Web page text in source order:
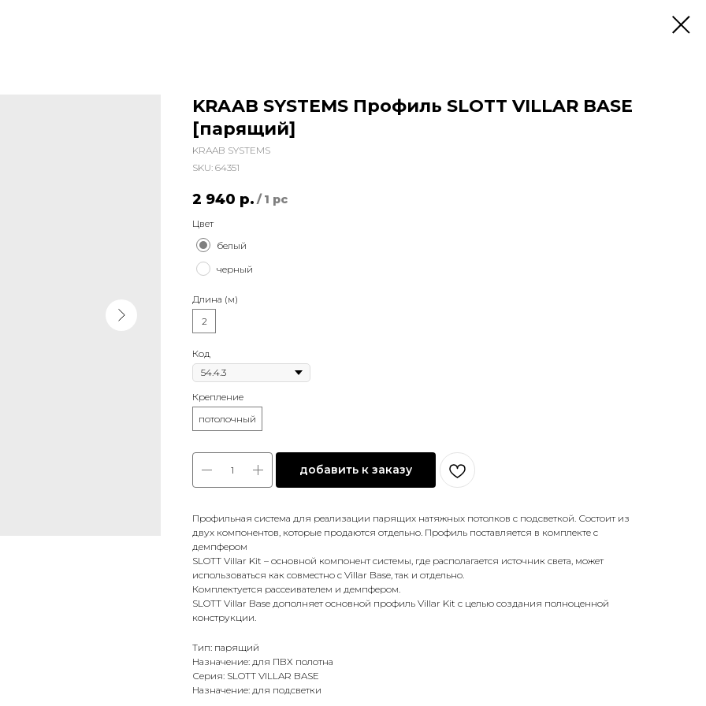
KRAAB SYSTEMS Профиль SLOTT VILLAR BASE
[парящий]
KRAAB SYSTEMS
SKU: 64351
2 940 р. / 1 pc
Цвет
белый
черный
Длина (м)
2
Код
Крепление
потолочный
добавить к заказу
Профильная система для реализации парящих натяжных потолков с подсветкой. Состоит из
двух компонентов, которые продаются отдельно. Профиль поставляется в комплекте с
демпфером
SLOTT Villar Kit – основной компонент системы, где располагается источник света, может
использоваться как совместно с Villar Base, так и отдельно.
Комплектуется рассеивателем и демпфером.
SLOTT Villar Base дополняет основной профиль Villar Kit с целью создания полноценной
конструкции.
Тип: парящий
Назначение: для ПВХ полотна
Серия: SLOTT VILLAR BASE
Назначение: для подсветки